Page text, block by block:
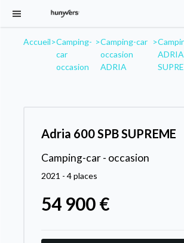
Accueil>Camping-
car
occasion
>Camping-car
occasion
ADRIA
>
Adria 600 SPB SUPREME
Camping-car - occasion
2021 - 4 places
54 900 €